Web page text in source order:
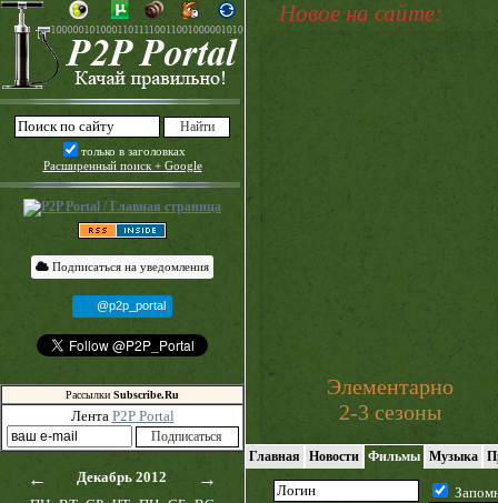
только в заголовках
Расширенный поиск + Google
Подписаться на уведомления
@p2p_portal
Рассылки Subscribe.Ru
Лента P2P Portal
← Декабрь 2012 →
Новое на сайте:
Элементарно
2-3 сезоны
Главная Новости Фильмы Музыка